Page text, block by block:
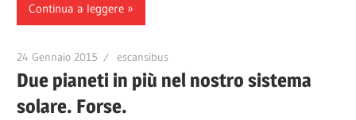
Continua a leggere
24 Gennaio 2015 escansibus
Due pianeti in più nel nostro sistema
solare. Forse.